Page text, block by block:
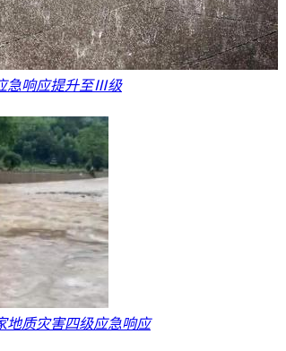
急响应提升至Ⅲ级
地质灾害四级应急响应